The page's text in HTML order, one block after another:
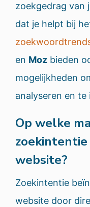
zoekgedrag van
dat je helpt bij
en Moz bieden
mogelijkheden
analyseren en
Op welke
zoekintentie
website?
Zoekintentie
website door